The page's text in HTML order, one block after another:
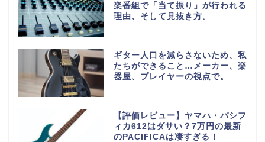
楽番組で「当て振り」が行われる
理由、そして見抜き方。
ギター人口を減らさないため、私
たちができること…メーカー、楽
器屋、プレイヤーの視点で。
【評価レビュー】ヤマハ・パシフ
ィカ612はダサい？7万円の最新
のPACIFICAは凄すぎる！